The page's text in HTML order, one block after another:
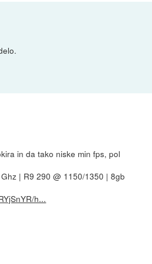
in da tako niske min fps, pol
| R9 290 @ 1150/1350 | 8gb
h...